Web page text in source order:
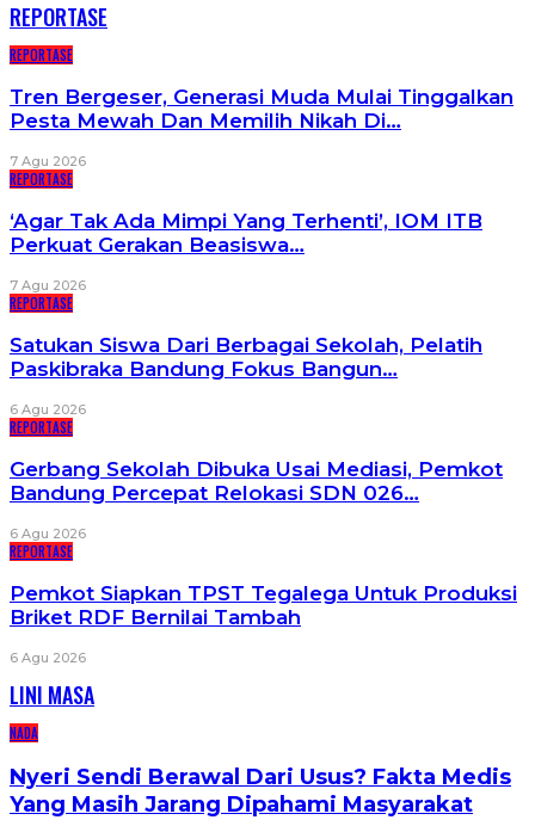
REPORTASE
REPORTASE
Tren Bergeser, Generasi Muda Mulai Tinggalkan
Pesta Mewah Dan Memilih Nikah Di…
7 Agu 2026
REPORTASE
‘Agar Tak Ada Mimpi Yang Terhenti’, IOM ITB
Perkuat Gerakan Beasiswa…
7 Agu 2026
REPORTASE
Satukan Siswa Dari Berbagai Sekolah, Pelatih
Paskibraka Bandung Fokus Bangun…
6 Agu 2026
REPORTASE
Gerbang Sekolah Dibuka Usai Mediasi, Pemkot
Bandung Percepat Relokasi SDN 026…
6 Agu 2026
REPORTASE
Pemkot Siapkan TPST Tegalega Untuk Produksi
Briket RDF Bernilai Tambah
6 Agu 2026
LINI MASA
NADA
Nyeri Sendi Berawal Dari Usus? Fakta Medis
Yang Masih Jarang Dipahami Masyarakat